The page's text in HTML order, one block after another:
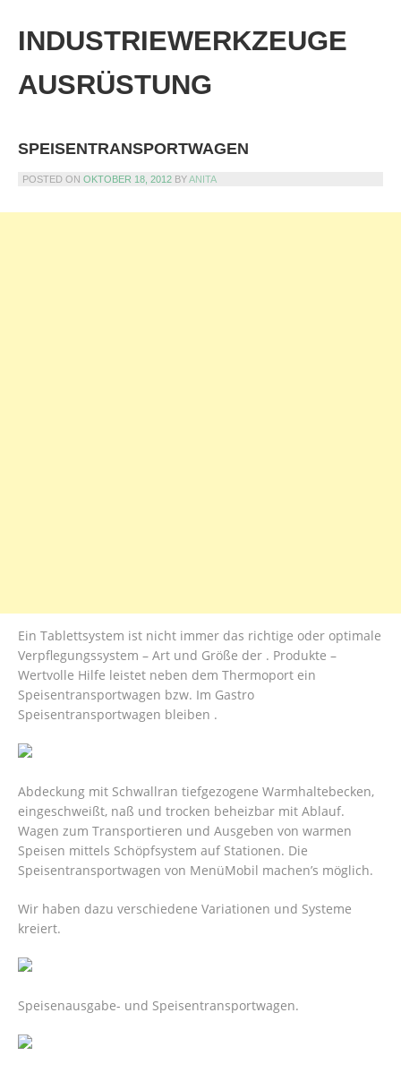
content
INDUSTRIEWERKZEUGE
AUSRÜSTUNG
SPEISENTRANSPORTWAGEN
POSTED ON OKTOBER 18, 2012 BYANITA
Ein Tablettsystem ist nicht immer das richtige oder optimale
Verpflegungssystem – Art und Größe der . Produkte –
Wertvolle Hilfe leistet neben dem Thermoport ein
Speisentransportwagen bzw. Im Gastro
Speisentransportwagen bleiben .
Abdeckung mit Schwallran tiefgezogene Warmhaltebecken,
eingeschweißt, naß und trocken beheizbar mit Ablauf.
Wagen zum Transportieren und Ausgeben von warmen
Speisen mittels Schöpfsystem auf Stationen. Die
Speisentransportwagen von MenüMobil machen’s möglich.
Wir haben dazu verschiedene Variationen und Systeme
kreiert.
Speisenausgabe- und Speisentransportwagen.